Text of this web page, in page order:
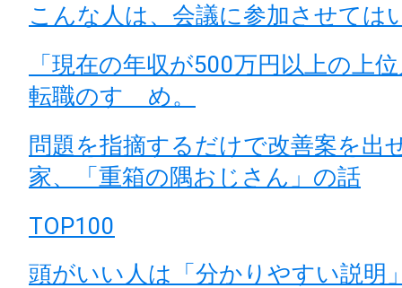
こんな人は、会議に参加させては
「現在の年収が500万円以上の上
転職のすゝめ。
問題を指摘するだけで改善案を出
家、「重箱の隅おじさん」の話
TOP100
頭がいい人は「分かりやすい説明